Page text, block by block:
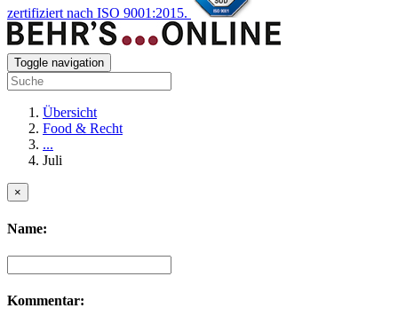
zertifiziert nach ISO 9001:2015.
Toggle navigation
Übersicht
Food & Recht
...
Juli
×
Name:
Kommentar: